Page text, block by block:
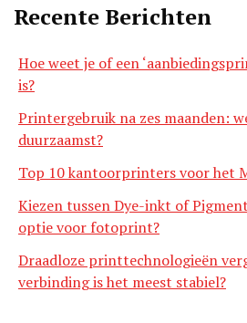
Recente Berichten
Hoe weet je of een
is?
Printergebruik na zes maanden:
duurzaamst?
Top 10 kantoorprinters voor het
Kiezen tussen Dye-inkt of
optie voor fotoprint?
Draadloze printtechnologieën
verbinding is het meest stabiel?